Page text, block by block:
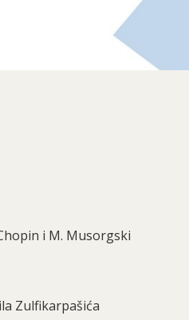
i M. Musorgski
Zulfikarpašića